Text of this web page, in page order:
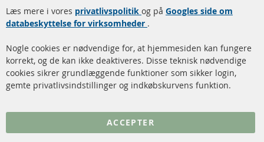
rengøring
Katalysator (KAT)
Sensorer
FAQ
Kontakt
Læs mere i vores privatlivspolitik og på Googles side om
databeskyttelse for virksomheder .
Nogle cookies er nødvendige for, at hjemmesiden kan fungere
korrekt, og de kan ikke deaktiveres. Disse teknisk nødvendige
cookies sikrer grundlæggende funktioner som sikker login,
gemte privatlivsindstillinger og indkøbskurvens funktion.
ACCEPTER